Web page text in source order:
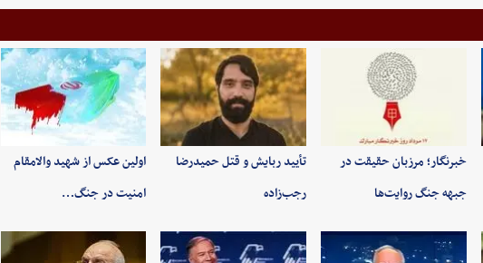
خبرنگار؛ مرزبان حقیقت در
جبهه جنگ روایت‌ها
تأیید ربایش و قتل حمیدرضا
رجب‌زاده
اولین عکس از شهید والامقام
امنیت در جنگ…